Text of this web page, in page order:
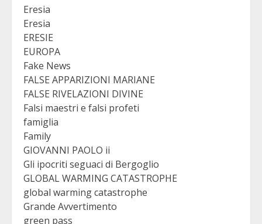
Eresia
Eresia
ERESIE
EUROPA
Fake News
FALSE APPARIZIONI MARIANE
FALSE RIVELAZIONI DIVINE
Falsi maestri e falsi profeti
famiglia
Family
GIOVANNI PAOLO ii
Gli ipocriti seguaci di Bergoglio
GLOBAL WARMING CATASTROPHE
global warming catastrophe
Grande Avvertimento
green pass